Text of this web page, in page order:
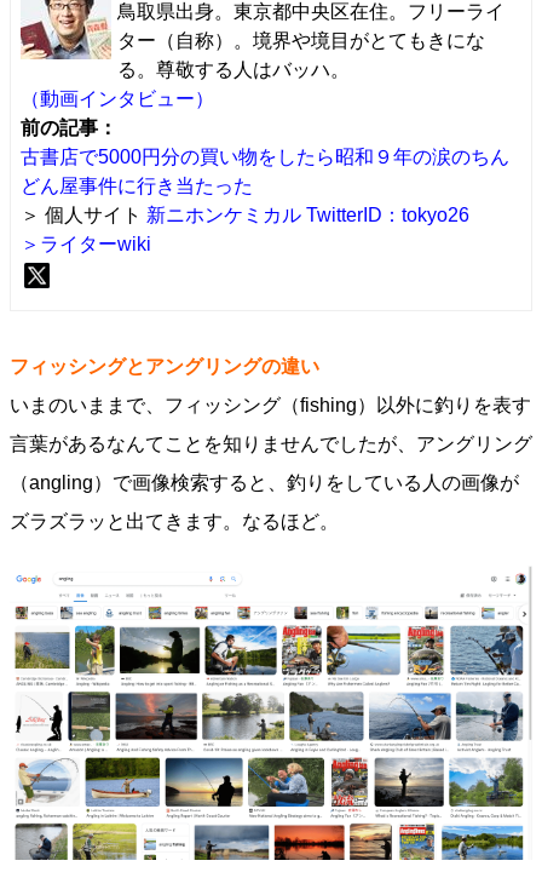
鳥取県出身。東京都中央区在住。フリーライ
ター（自称）。境界や境目がとてもきにな
る。尊敬する人はバッハ。
（動画インタビュー）
前の記事：
古書店で5000円分の買い物をしたら昭和９年の涙のちん
どん屋事件に行き当たった
＞ 個人サイト 新ニホンケミカル TwitterID：tokyo26
＞ライターwiki
フィッシングとアングリングの違い
いまのいままで、フィッシング（fishing）以外に釣りを表す
言葉があるなんてことを知りませんでしたが、アングリング
（angling）で画像検索すると、釣りをしている人の画像が
ズラズラッと出てきます。なるほど。